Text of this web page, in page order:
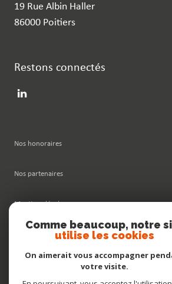
19 Rue Albin Haller
86000 Poitiers
Restons connectés
Nos honoraires
Nos partenaires
Mentions légales
Comme beaucoup, notre
utilise les cookies
On aimerait vous accompagner
votre visite.